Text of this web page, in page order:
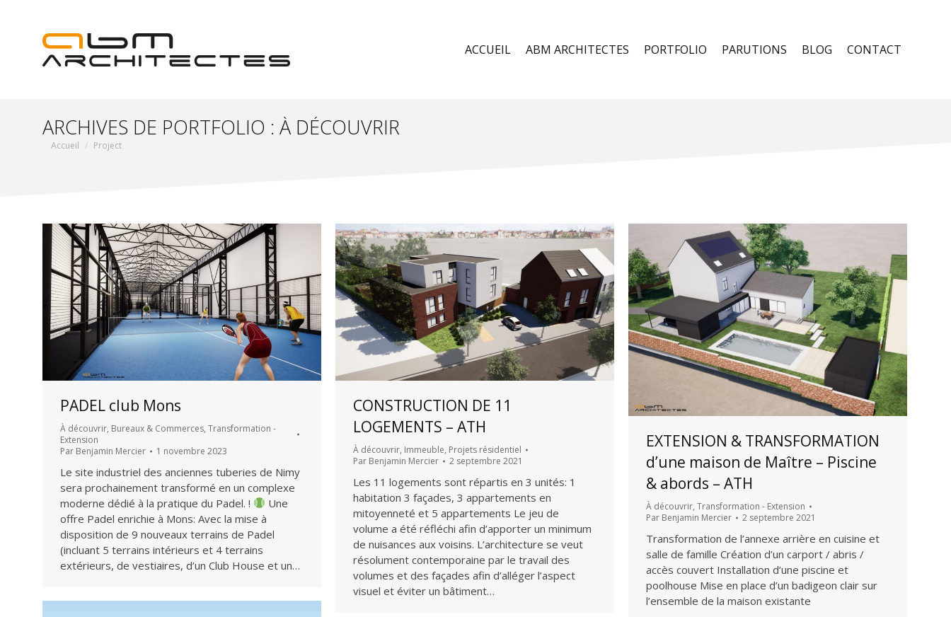
ACCUEIL ABM ARCHITECTES PORTFOLIO PARUTIONS BLOG CONTACT
ARCHIVES DE PORTFOLIO : À DÉCOUVRIR
Vous êtes ici :
Accueil Project
PADEL club Mons
À découvrir, Bureaux & Commerces, Transformation -
Extension
Par Benjamin Mercier 1 novembre 2023
Le site industriel des anciennes tuberies de Nimy
sera prochainement transformé en un complexe
moderne dédié à la pratique du Padel. !
Une
offre Padel enrichie à Mons: Avec la mise à
disposition de 9 nouveaux terrains de Padel
(incluant 5 terrains intérieurs et 4 terrains
extérieurs, de vestiaires, d’un Club House et un…
CONSTRUCTION DE 11
LOGEMENTS – ATH
À découvrir, Immeuble, Projets résidentiel
Par Benjamin Mercier 2 septembre 2021
Les 11 logements sont répartis en 3 unités: 1
habitation 3 façades, 3 appartements en
mitoyenneté et 5 appartements Le jeu de
volume a été réfléchi afin d’apporter un minimum
de nuisances aux voisins. L’architecture se veut
résolument contemporaine par le travail des
volumes et des façades afin d’alléger l’aspect
visuel et éviter un bâtiment…
EXTENSION & TRANSFORMATION
d’une maison de Maître – Piscine
& abords – ATH
À découvrir, Transformation - Extension
Par Benjamin Mercier 2 septembre 2021
Transformation de l’annexe arrière en cuisine et
salle de famille Création d’un carport / abris /
accès couvert Installation d’une piscine et
poolhouse Mise en place d’un badigeon clair sur
l’ensemble de la maison existante